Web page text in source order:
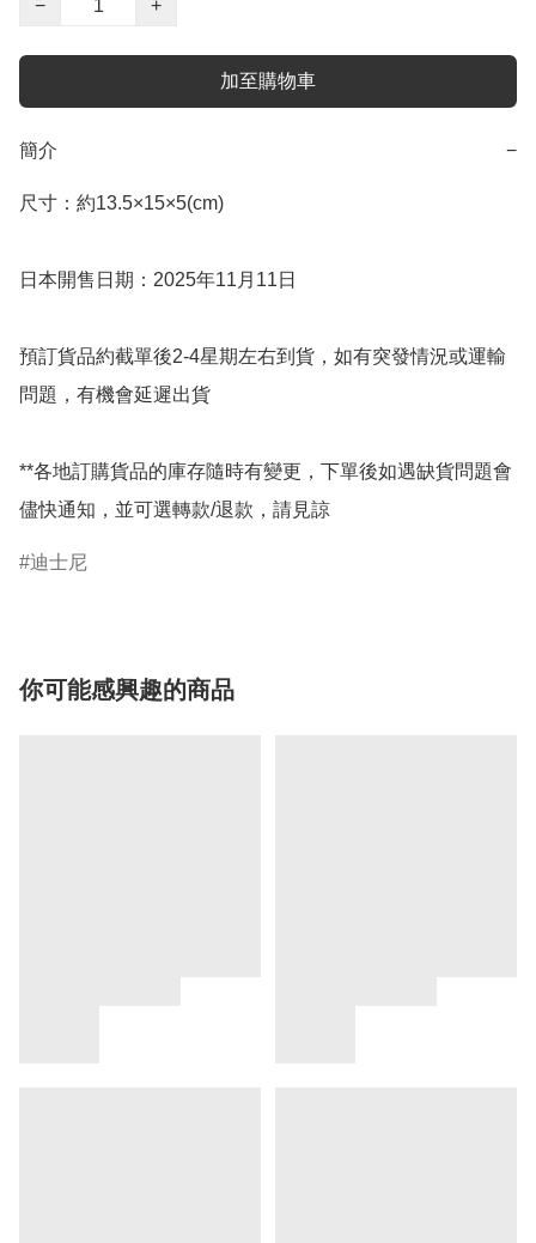
−
+
加至購物車
簡介 −
尺寸：約13.5×15×5(cm)
日本開售日期：2025年11月11日
預訂貨品約截單後2-4星期左右到貨，如有突發情況或運輸
問題，有機會延遲出貨
**各地訂購貨品的庫存隨時有變更，下單後如遇缺貨問題會
儘快通知，並可選轉款/退款，請見諒
迪士尼
你可能感興趣的商品